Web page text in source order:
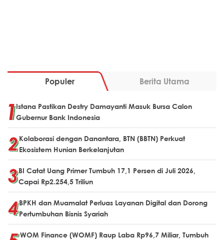
Populer Berita Utama
Istana Pastikan Destry Damayanti Masuk Bursa Calon
Gubernur Bank Indonesia
Kolaborasi dengan Danantara, BTN (BBTN) Perkuat
Ekosistem Hunian Berkelanjutan
BI Catat Uang Primer Tumbuh 17,1 Persen di Juli 2026,
Capai Rp2.254,5 Triliun
BPKH dan Muamalat Perluas Layanan Digital dan Dorong
Pertumbuhan Bisnis Syariah
WOM Finance (WOMF) Raup Laba Rp96,7 Miliar, Tumbuh